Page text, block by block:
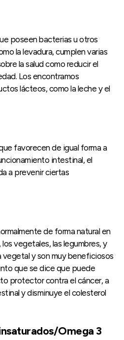
poseen bacterias u otros
la levadura, cumplen varias
la salud como reducir el
Los encontramos
lácteos, como la leche y el
favorecen de igual forma a
intestinal, el
a prevenir ciertas
de forma natural en
vegetales, las legumbres, y
vegetal y son muy beneficiosos
que se dice que puede
protector contra el cáncer, a
y disminuye el colesterol
Omega 3